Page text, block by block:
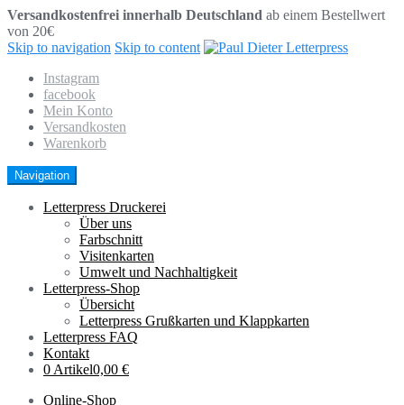
Versandkostenfrei innerhalb Deutschland ab einem Bestellwert
von 20€
Skip to navigation Skip to content
Instagram
facebook
Mein Konto
Versandkosten
Warenkorb
Navigation
Letterpress Druckerei
Über uns
Farbschnitt
Visitenkarten
Umwelt und Nachhaltigkeit
Letterpress-Shop
Übersicht
Letterpress Grußkarten und Klappkarten
Letterpress FAQ
Kontakt
0 Artikel0,00 €
Online-Shop